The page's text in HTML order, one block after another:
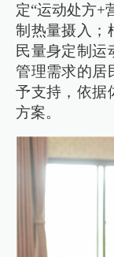
定“运动处方+
制热量摄入；
民量身定制运
管理需求的居
予支持，依据
方案。